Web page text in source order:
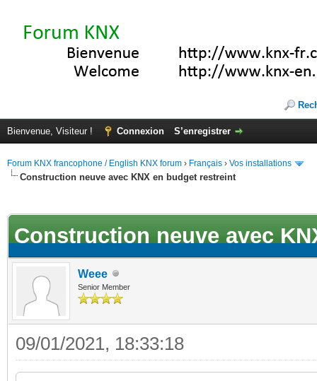
Bienvenue, Visiteur ! Connexion S’enregistrer
Forum KNX francophone / English KNX forum › Français › Vos installations
Construction neuve avec KNX en budget restreint
Construction neuve avec
Weee
Senior Member
09/01/2021, 18:33:18